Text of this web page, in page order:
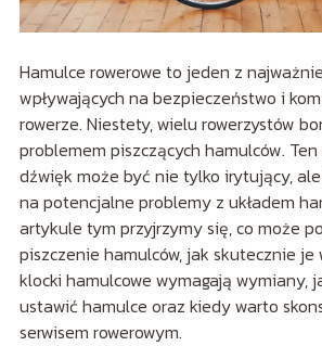
Hamulce rowerowe to jeden z
wpływających na bezpieczeństwo i
rowerze. Niestety, wielu rowerzystów
problemem piszczących hamulców.
dźwięk może być nie tylko irytujący,
na potencjalne problemy z układem
artykule tym przyjrzymy się, co może
piszczenie hamulców, jak skutecznie je
klocki hamulcowe wymagają wymiany,
ustawić hamulce oraz kiedy warto
serwisem rowerowym.